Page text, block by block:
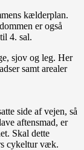
kælderplan.
er også
4. sal.
sjov og leg. Her
samt arealer
side af vejen, så
aftensmad, er
Skal dette
cykeltur væk.